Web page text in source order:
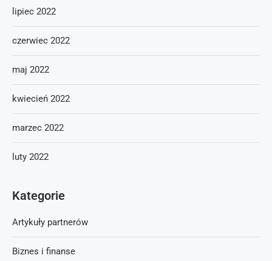
lipiec 2022
czerwiec 2022
maj 2022
kwiecień 2022
marzec 2022
luty 2022
Kategorie
Artykuły partnerów
Biznes i finanse